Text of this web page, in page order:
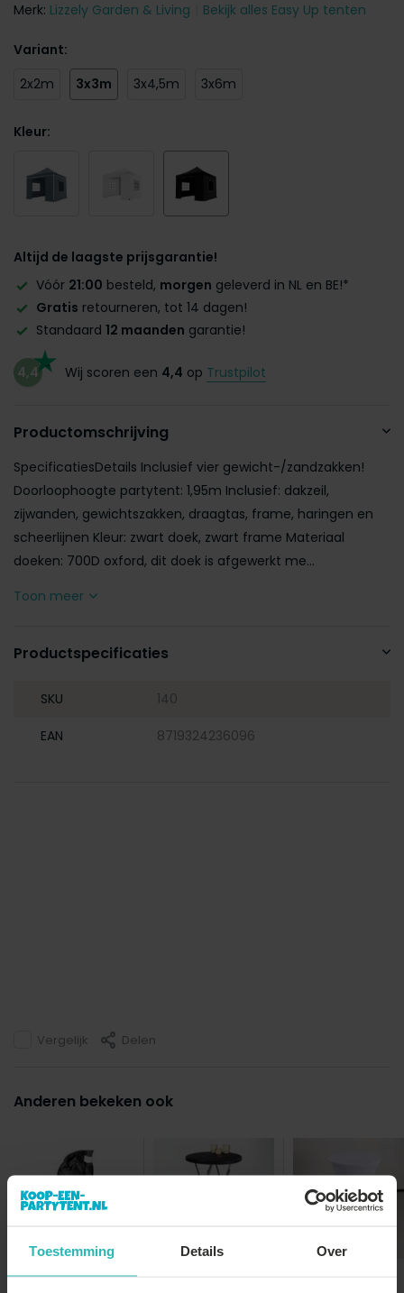
Toestemming Details Over
Merk: Lizzely Garden & Living Bekijk alles Easy Up tenten
Variant:
2x2m
3x3m 3x4,5m 3x6m
Kleur:
Altijd de laagste prijsgarantie!
Vóór 21:00 besteld, morgen geleverd in NL en BE!*
Gratis retourneren, tot 14 dagen!
Standaard 12 maanden garantie!
4,4 Wij scoren een 4,4 op Trustpilot
Productomschrijving
SpecificatiesDetails Inclusief vier gewicht-/zandzakken!
Doorloophoogte partytent: 1,95m Inclusief: dakzeil,
zijwanden, gewichtszakken, draagtas, frame, haringen en
scheerlijnen Kleur: zwart doek, zwart frame Materiaal
doeken: 700D oxford, dit doek is afgewerkt me...
Toon meer
Productspecificaties
SKU 140
EAN 8719324236096
Vergelijk Delen
Anderen bekeken ook
Gewichtzak